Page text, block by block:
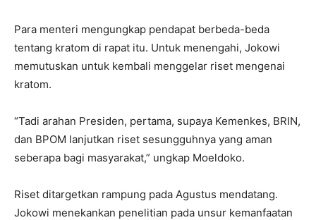
Para menteri mengungkap pendapat berbeda-beda
tentang kratom di rapat itu. Untuk menengahi, Jokowi
memutuskan untuk kembali menggelar riset mengenai
kratom.
“Tadi arahan Presiden, pertama, supaya Kemenkes, BRIN,
dan BPOM lanjutkan riset sesungguhnya yang aman
seberapa bagi masyarakat,” ungkap Moeldoko.
Riset ditargetkan rampung pada Agustus mendatang.
Jokowi menekankan penelitian pada unsur kemanfaatan